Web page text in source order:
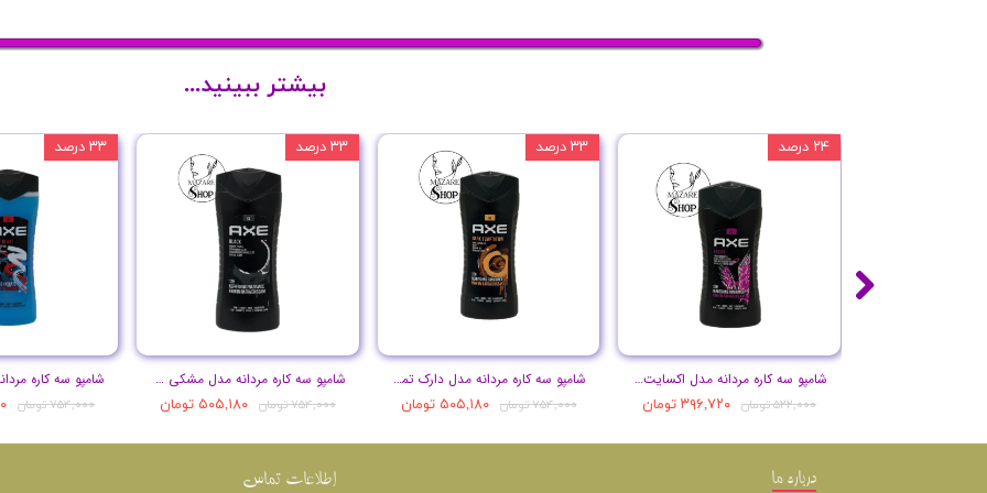
۷۵۴,۰۰۰ تومان
۳۳ درصد
شامپو سه کاره مردانه مدل مشکی حجم 400 میل
۷۵۴,۰۰۰ تومان ۵۰۵,۱۸۰ تومان
۳۳ درصد
شامپو سه کاره مردانه مدل دارک تمپتیشن حجم 400 میل
۷۵۴,۰۰۰ تومان ۵۰۵,۱۸۰ تومان
۳۳ درصد
شامپو سه کاره مردانه مدل اکسایت حجم 250 میل
۵۲۲,۰۰۰ تومان ۳۹۶,۷۲۰ تومان
۲۴ درصد
بیشتر ببینید...
درباره ما اطلاعات تماس